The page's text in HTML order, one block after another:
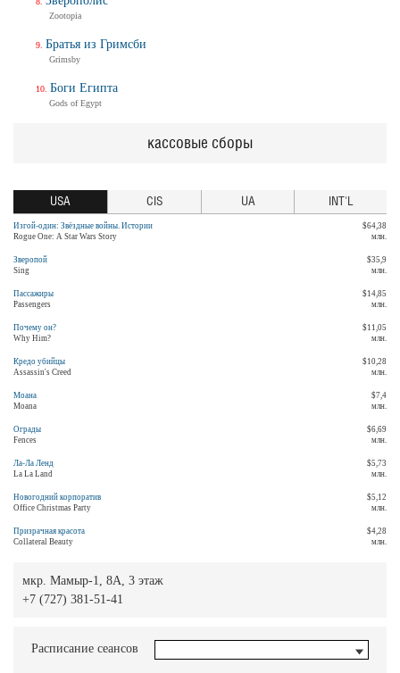
мкр. Мамыр-1, 8А, 3 этаж
+7 (727) 381-51-41
Расписание сеансов
Zootopia
Братья из Гримсби
Grimsby
Боги Египта
Gods of Egypt
кассовые сборы
USA CIS UA INT'L
Изгой-один: Звёздные войны. Истории
Rogue One: A Star Wars Story
$64,38
млн.
Зверопой
Sing
$35,9
млн.
Пассажиры
Passengers
$14,85
млн.
Почему он?
Why Him?
$11,05
млн.
Кредо убийцы
Assassin's Creed
$10,28
млн.
Моана
Moana
$7,4
млн.
Ограды
Fences
$6,69
млн.
Ла-Ла Ленд
La La Land
$5,73
млн.
Новогодний корпоратив
Office Christmas Party
$5,12
млн.
Призрачная красота
Collateral Beauty
$4,28
млн.